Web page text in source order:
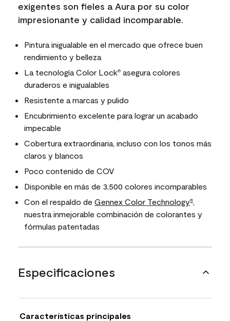
exigentes son fieles a Aura por su color
impresionante y calidad incomparable.
Pintura inigualable en el mercado que ofrece buen
rendimiento y belleza
La tecnología Color Lock® asegura colores
duraderos e inigualables
Resistente a marcas y pulido
Encubrimiento excelente para lograr un acabado
impecable
Cobertura extraordinaria, incluso con los tonos más
claros y blancos
Poco contenido de COV
Disponible en más de 3,500 colores incomparables
Con el respaldo de Gennex Color Technology®,
nuestra inmejorable combinación de colorantes y
fórmulas patentadas
Especificaciones
Características principales